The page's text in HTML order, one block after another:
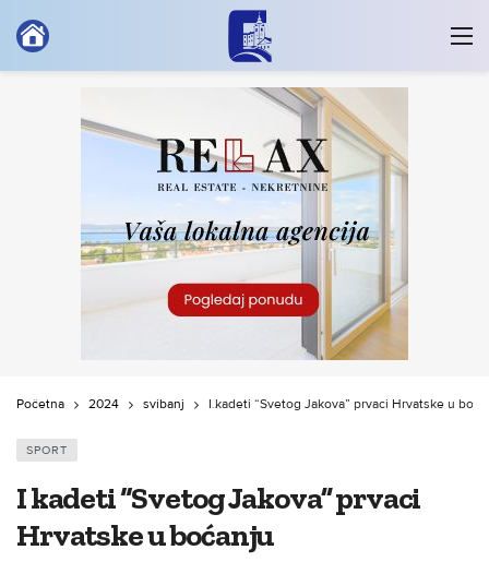
Početna 2024 svibanj I kadeti “Svetog Jakova” prvaci Hrvatske u
SPORT
I kadeti “Svetog Jakova” prvaci
Hrvatske u boćanju